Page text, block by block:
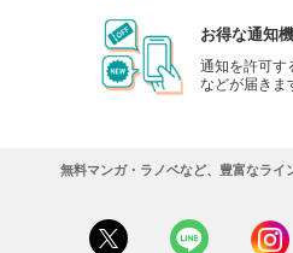
お得な通知
通知を許可す
などが届きま
無料マンガ・ラノベなど、豊富なライ